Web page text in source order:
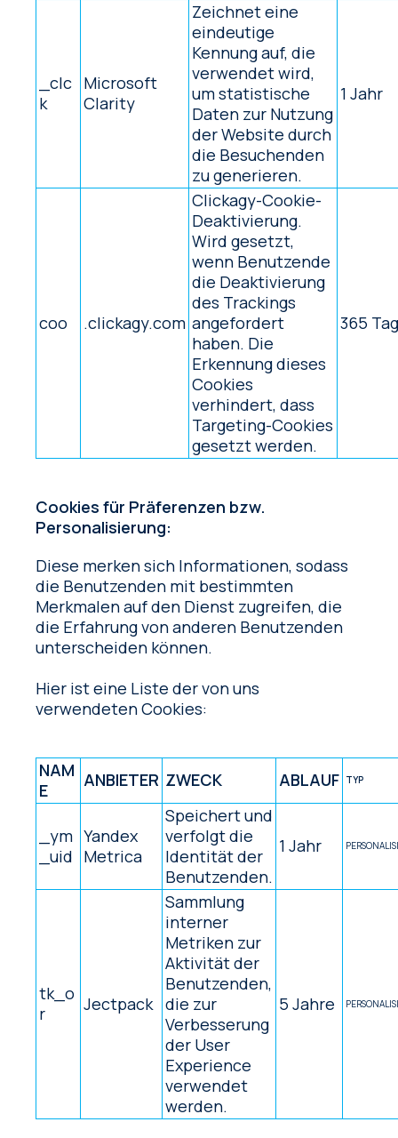
_clc
k
Microsoft
Clarity
Zeichnet eine
eindeutige
Kennung auf, die
verwendet wird,
um statistische
Daten zur Nutzung
der Website durch
die Besuchenden
zu generieren.
1 Jahr
coo .clickagy.com
Clickagy-Cookie-
Deaktivierung.
Wird gesetzt,
wenn Benutzende
die Deaktivierung
des Trackings
angefordert
haben. Die
Erkennung dieses
Cookies
verhindert, dass
Targeting-Cookies
gesetzt werden.
365
Cookies für Präferenzen bzw.
Personalisierung:
Diese merken sich Informationen, sodass
die Benutzenden mit bestimmten
Merkmalen auf den Dienst zugreifen, die
die Erfahrung von anderen Benutzenden
unterscheiden können.
Hier ist eine Liste der von uns
verwendeten Cookies:
NAM
E
ANBIETER ZWECK ABLAUF TYP
_ym
_uid
Yandex
Metrica
Speichert und
verfolgt die
Identität der
Benutzenden.
1 Jahr
tk_o
r
Jectpack
Sammlung
interner
Metriken zur
Aktivität der
Benutzenden,
die zur
Verbesserung
der User
Experience
verwendet
werden.
5 Jahre